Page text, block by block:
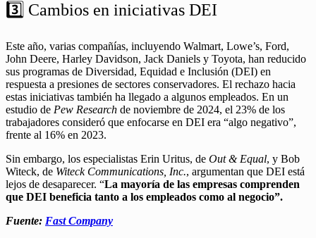
3️⃣ Cambios en iniciativas DEI
Este año, varias compañías, incluyendo Walmart, Lowe’s, Ford,
John Deere, Harley Davidson, Jack Daniels y Toyota, han reducido
sus programas de Diversidad, Equidad e Inclusión (DEI) en
respuesta a presiones de sectores conservadores. El rechazo hacia
estas iniciativas también ha llegado a algunos empleados. En un
estudio de Pew Research de noviembre de 2024, el 23% de los
trabajadores consideró que enfocarse en DEI era “algo negativo”,
frente al 16% en 2023.
Sin embargo, los especialistas Erin Uritus, de Out & Equal, y Bob
Witeck, de Witeck Communications, Inc., argumentan que DEI está
lejos de desaparecer. “La mayoría de las empresas comprenden
que DEI beneficia tanto a los empleados como al negocio”.
Fuente: Fast Company